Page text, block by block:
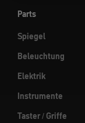
Parts
Spiegel
Beleuchtung
Elektrik
Instrumente
Taster / Griffe